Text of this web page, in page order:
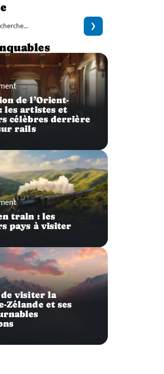
de l’Orient-
les artistes et
célèbres derrière
rails
train : les
pays à visiter
de visiter la
Zélande et ses